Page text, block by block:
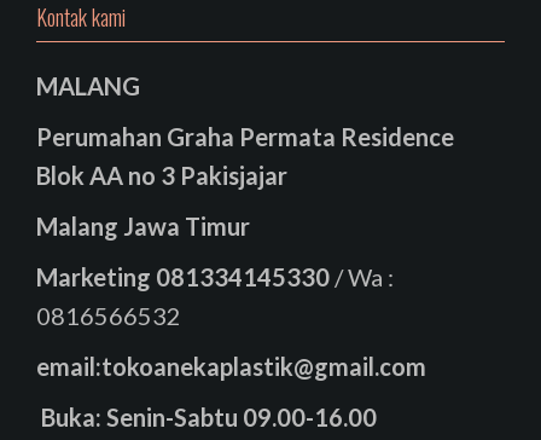
Kontak kami
MALANG
Perumahan Graha Permata Residence
Blok AA no 3 Pakisjajar
Malang Jawa Timur
Marketing 081334145330 / Wa :
0816566532
email:tokoanekaplastik@gmail.com
Buka: Senin-Sabtu 09.00-16.00